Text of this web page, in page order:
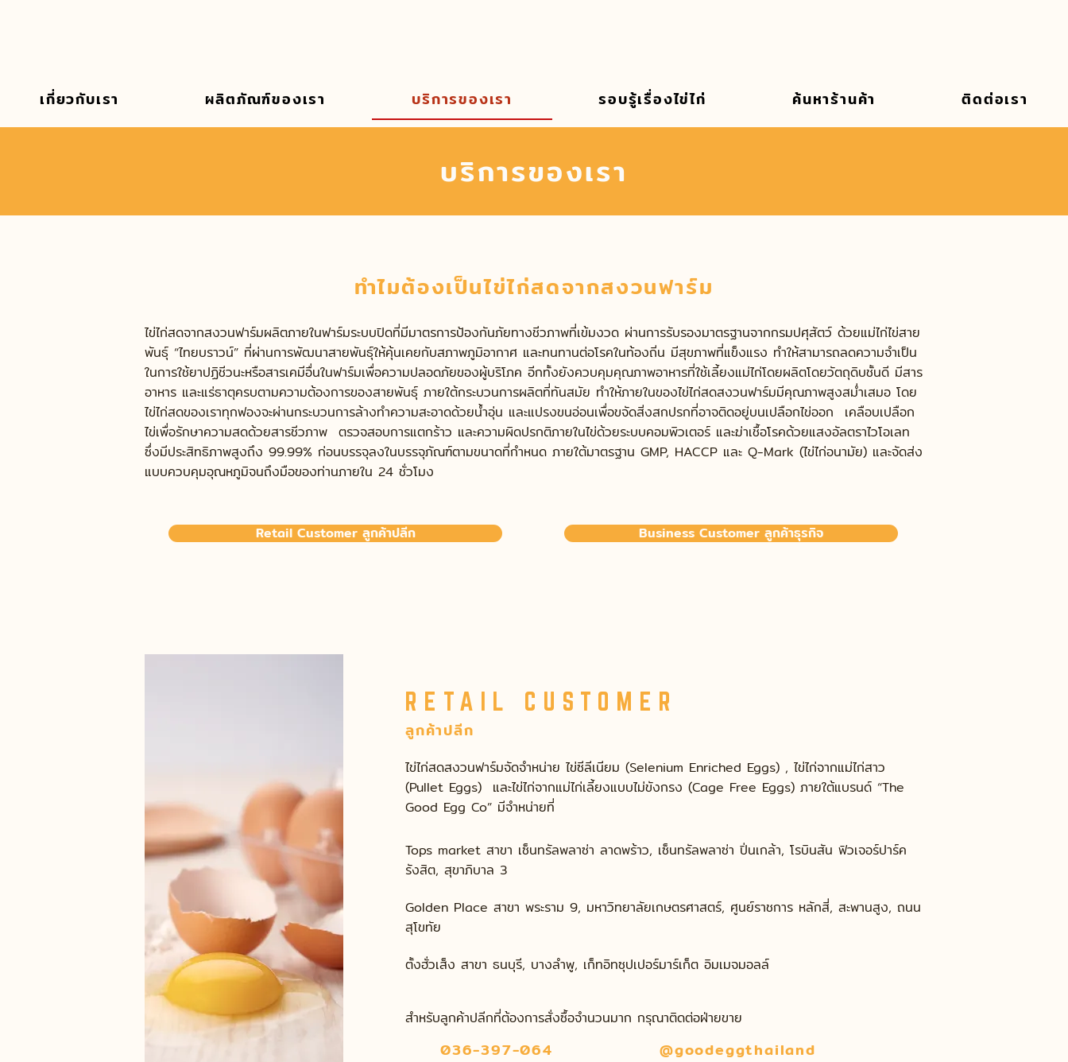
เกี่ยวกับเรา ผลิตภัณฑ์ของเรา บริการของเรา รอบรู้เรื่องไข่ไก่ ค้นหาร้านค้า ติดต่อเรา
บริการของเรา
ทำไมต้องเป็นไข่ไก่สดจากสงวนฟาร์ม
ไข่ไก่สดจากสงวนฟาร์มผลิตภายในฟาร์มระบบปิดที่มีมาตรการป้องกันภัยทางชีวภาพที่เข้มงวด ผ่านการรับรองมาตรฐานจากกรมปศุสัตว์ ด้วยแม่ไก่ไข่สาย
พันธุ์ “ไทยบราวน์” ที่ผ่านการพัฒนาสายพันธุ์ให้คุ้นเคยกับสภาพภูมิอากาศ และทนทานต่อโรคในท้องถิ่น มีสุขภาพที่แข็งแรง ทำให้สามารถลดความจำเป็น
ในการใช้ยาปฏิชีวนะหรือสารเคมีอื่นในฟาร์มเพื่อความปลอดภัยของผู้บริโภค อีกทั้งยังควบคุมคุณภาพอาหารที่ใช้เลี้ยงแม่ไก่โดยผลิตโดยวัตถุดิบชั้นดี มีสาร
อาหาร และแร่ธาตุครบตามความต้องการของสายพันธุ์ ภายใต้กระบวนการผลิตที่ทันสมัย ทำให้ภายในของไข่ไก่สดสงวนฟาร์มมีคุณภาพสูงสม่ำเสมอ โดย
ไข่ไก่สดของเราทุกฟองจะผ่านกระบวนการล้างทำความสะอาดด้วยน้ำอุ่น และแปรงขนอ่อนเพื่อขจัดสิ่งสกปรกที่อาจติดอยู่บนเปลือกไข่ออก เคลือบเปลือก
ไข่เพื่อรักษาความสดด้วยสารชีวภาพ ตรวจสอบการแตกร้าว และความผิดปรกติภายในไข่ด้วยระบบคอมพิวเตอร์ และฆ่าเชื้อโรคด้วยแสงอัลตราไวโอเลท
ซึ่งมีประสิทธิภาพสูงถึง 99.99% ก่อนบรรจุลงในบรรจุภัณฑ์ตามขนาดที่กำหนด ภายใต้มาตรฐาน GMP, HACCP และ Q-Mark (ไข่ไก่อนามัย) และจัดส่ง
แบบควบคุมอุณหภูมิจนถึงมือของท่านภายใน 24 ชั่วโมง
Retail Customer ลูกค้าปลีก Business Customer ลูกค้าธุรกิจ
RETAIL CUSTOMER
ลูกค้าปลีก
ไข่ไก่สดสงวนฟาร์มจัดจำหน่าย ไข่ซีลีเนียม (Selenium Enriched Eggs) , ไข่ไก่จากแม่ไก่สาว
(Pullet Eggs) และไข่ไก่จากแม่ไก่เลี้ยงแบบไม่ขังกรง (Cage Free Eggs) ภายใต้แบรนด์ “The
Good Egg Co” มีจำหน่ายที่
Tops market สาขา เซ็นทรัลพลาซ่า ลาดพร้าว, เซ็นทรัลพลาซ่า ปิ่นเกล้า, โรบินสัน ฟิวเจอร์ปาร์ค
รังสิต, สุขาภิบาล 3
Golden Place สาขา พระราม 9, มหาวิทยาลัยเกษตรศาสตร์, ศูนย์ราชการ หลักสี่, สะพานสูง, ถนน
สุโขทัย
ตั้งฮั่วเส็ง สาขา ธนบุรี, บางลำพู, เก็ทอิทซุปเปอร์มาร์เก็ต อิมเมจมอลล์
สำหรับลูกค้าปลีกที่ต้องการสั่งซื้อจำนวนมาก กรุณาติดต่อฝ่ายขาย
036-397-064
@goodeggthailand